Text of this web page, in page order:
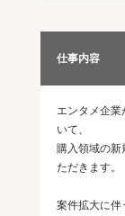
仕事内容
エンタメ企
いて、
購入領域の
ただきます。
案件拡大に伴